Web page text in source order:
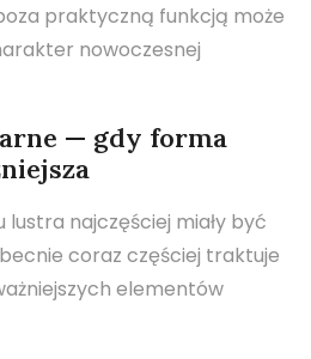
praktyczną funkcją może
nowoczesnej
— gdy forma
najczęściej miały być
coraz częściej traktuje
elementów